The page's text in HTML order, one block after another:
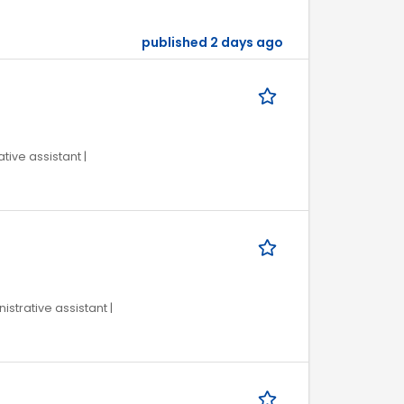
published 2 days ago
assistant |
assistant |